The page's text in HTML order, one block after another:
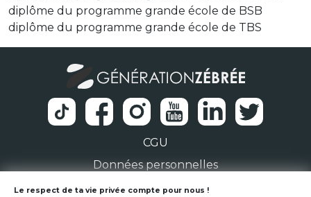
diplôme du programme grande école de BSB
diplôme du programme grande école de TBS
CGU
Données personnelles
1 Rue de la Noë 44300 Nantes
Le respect de ta vie privée compte pour nous !